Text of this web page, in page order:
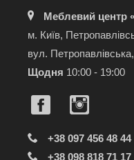
Меблевий центр
м. Київ,
вул.
Щодня 10:00 - 19:00
+38 097 456 48 44
+38 098 818 71 17